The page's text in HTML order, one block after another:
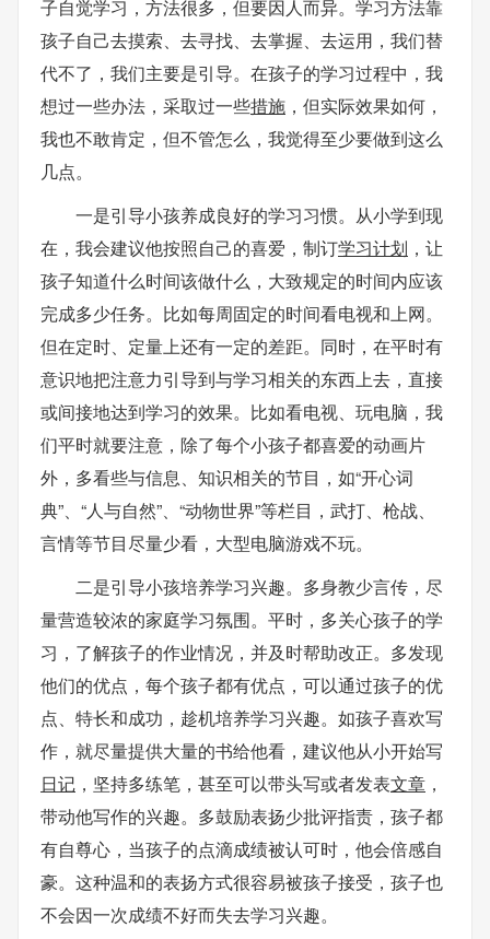
子自觉学习，方法很多，但要因人而异。学习方法靠
孩子自己去摸索、去寻找、去掌握、去运用，我们替
代不了，我们主要是引导。在孩子的学习过程中，我
想过一些办法，采取过一些措施 ，但实际效果如何，
我也不敢肯定，但不管怎么，我觉得至少要做到这么
几点。
一是引导小孩养成良好的学习习惯。从小学到现
在，我会建议他按照自己的喜爱，制订学习计划 ，让
孩子知道什么时间该做什么，大致规定的时间内应该
完成多少任务。比如每周固定的时间看电视和上网。
但在定时、定量上还有一定的差距。同时，在平时有
意识地把注意力引导到与学习相关的东西上去，直接
或间接地达到学习的效果。比如看电视、玩电脑，我
们平时就要注意，除了每个小孩子都喜爱的动画片
外，多看些与信息、知识相关的节目，如“开心词
典”、“人与自然”、“动物世界”等栏目，武打、枪战、
言情等节目尽量少看，大型电脑游戏不玩。
二是引导小孩培养学习兴趣。多身教少言传，尽
量营造较浓的家庭学习氛围。平时，多关心孩子的学
习，了解孩子的作业情况，并及时帮助改正。多发现
他们的优点，每个孩子都有优点，可以通过孩子的优
点、特长和成功，趁机培养学习兴趣。如孩子喜欢写
作，就尽量提供大量的书给他看，建议他从小开始写
日记 ，坚持多练笔，甚至可以带头写或者发表文章 ，
带动他写作的兴趣。多鼓励表扬少批评指责，孩子都
有自尊心，当孩子的点滴成绩被认可时，他会倍感自
豪。这种温和的表扬方式很容易被孩子接受，孩子也
不会因一次成绩不好而失去学习兴趣。